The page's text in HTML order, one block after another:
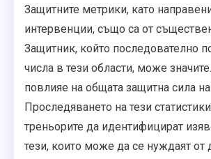
Защитните метрики, като
интервенции, също са от
Защитник, който последователно
числа в тези области, може
повлияе на общата защитна сила
Проследяването на тези
треньорите да идентифицират
тези, които може да се нуждаят от